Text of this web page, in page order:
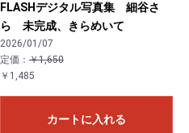
FLASHデジタル写真集 細谷さ
ら 未完成、きらめいて
2026/01/07
定価：￥1,650
￥1,485
カートに入れる